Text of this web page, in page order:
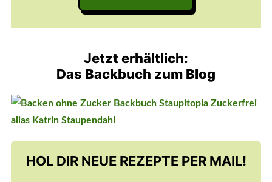
Jetzt erhältlich:
Das Backbuch zum Blog
HOL DIR NEUE REZEPTE PER MAIL!